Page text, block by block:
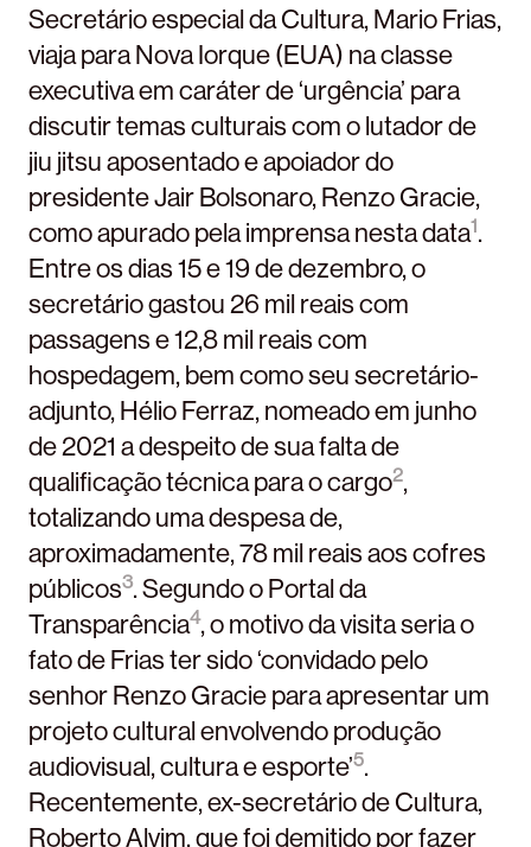
Secretário especial da Cultura, Mario Frias,
viaja para Nova Iorque (EUA) na classe
executiva em caráter de ‘urgência’ para
discutir temas culturais com o lutador de
jiu jitsu aposentado e apoiador do
presidente Jair Bolsonaro, Renzo Gracie,
como apurado pela imprensa nesta data1.
Entre os dias 15 e 19 de dezembro, o
secretário gastou 26 mil reais com
passagens e 12,8 mil reais com
hospedagem, bem como seu secretário-
adjunto, Hélio Ferraz, nomeado em junho
de 2021 a despeito de sua falta de
qualificação técnica para o cargo2,
totalizando uma despesa de,
aproximadamente, 78 mil reais aos cofres
públicos3. Segundo o Portal da
Transparência4, o motivo da visita seria o
fato de Frias ter sido ‘convidado pelo
senhor Renzo Gracie para apresentar um
projeto cultural envolvendo produção
audiovisual, cultura e esporte’5.
Recentemente, ex-secretário de Cultura,
Roberto Alvim, que foi demitido por fazer